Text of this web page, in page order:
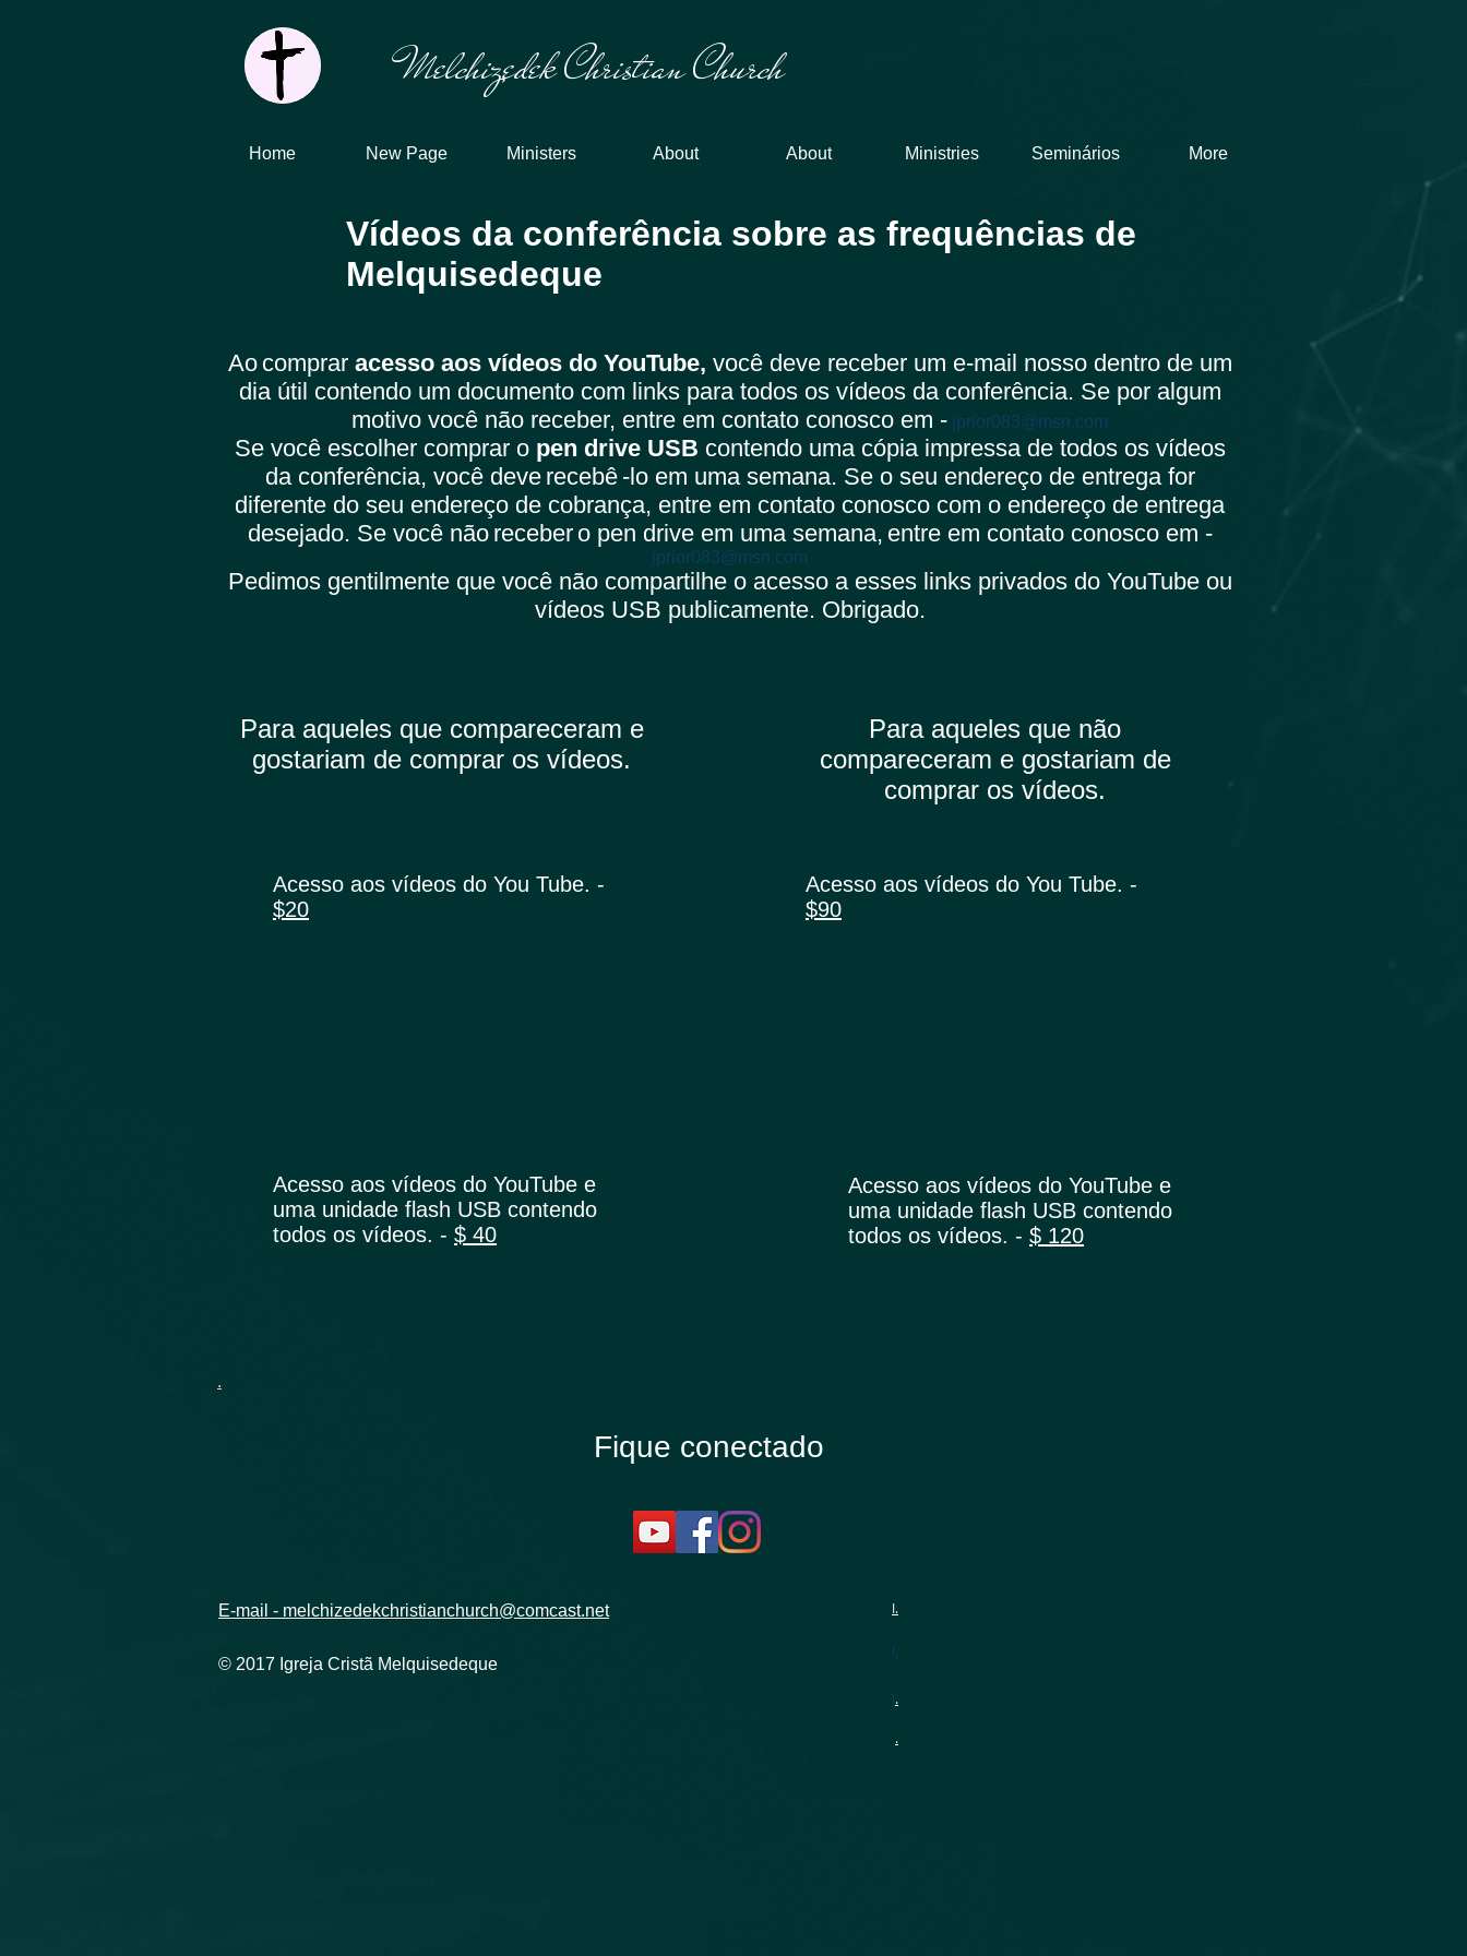
Home New Page Ministers About About Ministries Seminários More
Melchizedek Christian Church
Vídeos da conferência sobre as frequências de
Melquisedeque
Ao comprar acesso aos vídeos do YouTube, você deve receber um e-mail nosso dentro de um
dia útil contendo um documento com links para todos os vídeos da conferência. Se por algum
motivo você não receber, entre em contato conosco em - jprior083@msn.com
Se você escolher comprar o pen drive USB contendo uma cópia impressa de todos os vídeos
da conferência, você deve recebê -lo em uma semana. Se o seu endereço de entrega for
diferente do seu endereço de cobrança, entre em contato conosco com o endereço de entrega
desejado. Se você não receber o pen drive em uma semana, entre em contato conosco em -
jprior083@msn.com
Pedimos gentilmente que você não compartilhe o acesso a esses links privados do YouTube ou
vídeos USB publicamente. Obrigado.
Para aqueles que compareceram e
gostariam de comprar os vídeos.
Acesso aos vídeos do You Tube. -
$20
Acesso aos vídeos do YouTube e
uma unidade flash USB contendo
todos os vídeos. - $ 40
Para aqueles que não
compareceram e gostariam de
comprar os vídeos.
Acesso aos vídeos do You Tube. -
$90
Acesso aos vídeos do YouTube e
uma unidade flash USB contendo
todos os vídeos. - $ 120
.
Fique conectado
E-mail - melchizedekchristianchurch@comcast.net
© 2017 Igreja Cristã Melquisedeque
I.
I.
I.
.